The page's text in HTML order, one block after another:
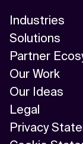
Industries
Solutions
Partner
Our Work
Our Ideas
Legal
Privacy